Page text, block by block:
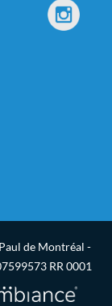
de Montréal -
RR 0001